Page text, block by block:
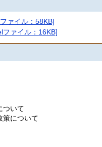
ァイル：58KB]
ァイル：16KB]
ついて
策について